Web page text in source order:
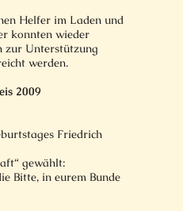
Helfer im Laden und
konnten wieder
zur Unterstützung
werden.
2009
Friedrich
gewählt:
Bitte, in eurem Bunde